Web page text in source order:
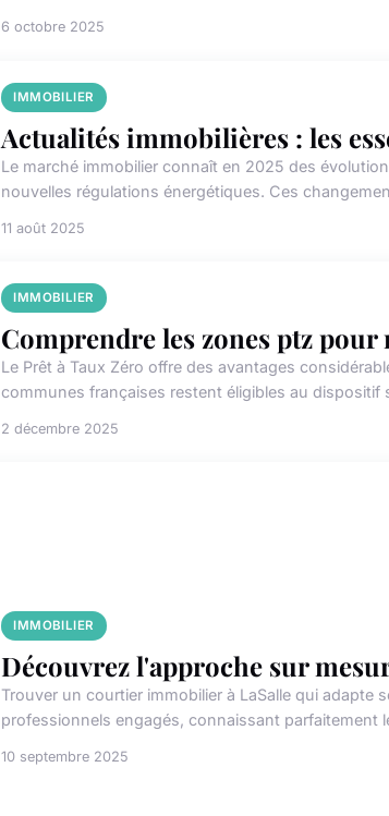
6 octobre 2025
IMMOBILIER
Actualités immobilières : les
Le marché immobilier connaît en 2025 des
nouvelles régulations énergétiques. Ces
11 août 2025
IMMOBILIER
Comprendre les zones ptz pour
Le Prêt à Taux Zéro offre des avantages
communes françaises restent éligibles au dispositif
2 décembre 2025
IMMOBILIER
Découvrez l'approche sur
Trouver un courtier immobilier à LaSalle qui
professionnels engagés, connaissant parfaitement
10 septembre 2025